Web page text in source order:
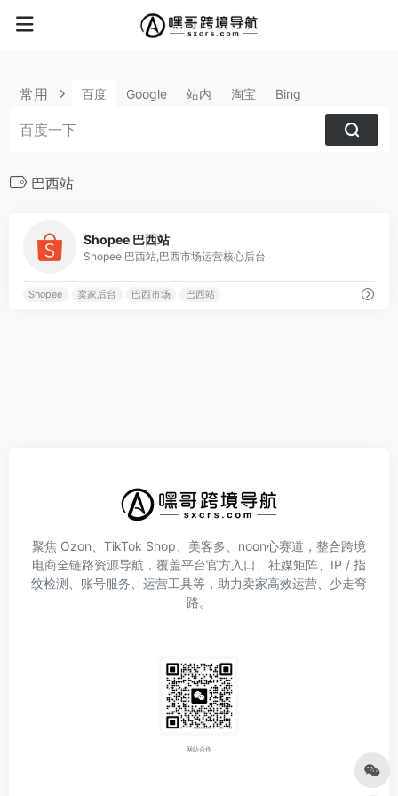
常用 百度 Google 站内 淘宝 Bing
巴西站
Shopee 巴西站
Shopee 巴西站,巴西市场运营核心后台
Shopee 卖家后台 巴西市场 巴西站
聚焦 Ozon、TikTok Shop、美客多、noon心赛道，整合跨境
电商全链路资源导航，覆盖平台官方入口、社媒矩阵、IP / 指
纹检测、账号服务、运营工具等，助力卖家高效运营、少走弯
路。
网站合作